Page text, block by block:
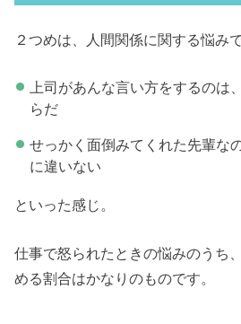
２つめは、人間関係に関する悩みで
上司があんな言い方をするのは
らだ
せっかく面倒みてくれた先輩な
に違いない
といった感じ。
仕事で怒られたときの悩みのうち
める割合はかなりのものです。